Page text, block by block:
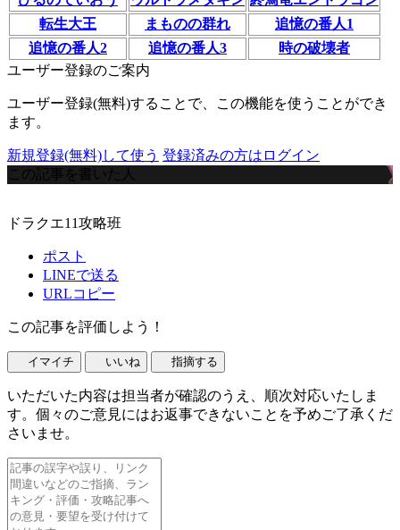
転生大王
まものの群れ
追憶の番人1
追憶の番人2
追憶の番人3
時の破壊者
ユーザー登録のご案内
ユーザー登録(無料)することで、この機能を使うことができ
ます。
新規登録(無料)して使う 登録済みの方はログイン
この記事を書いた人
ドラクエ11攻略班
ポスト
LINEで送る
URLコピー
この記事を評価しよう！
イマイチ いいね 指摘する
いただいた内容は担当者が確認のうえ、順次対応いたしま
す。個々のご意見にはお返事できないことを予めご了承くだ
さいませ。